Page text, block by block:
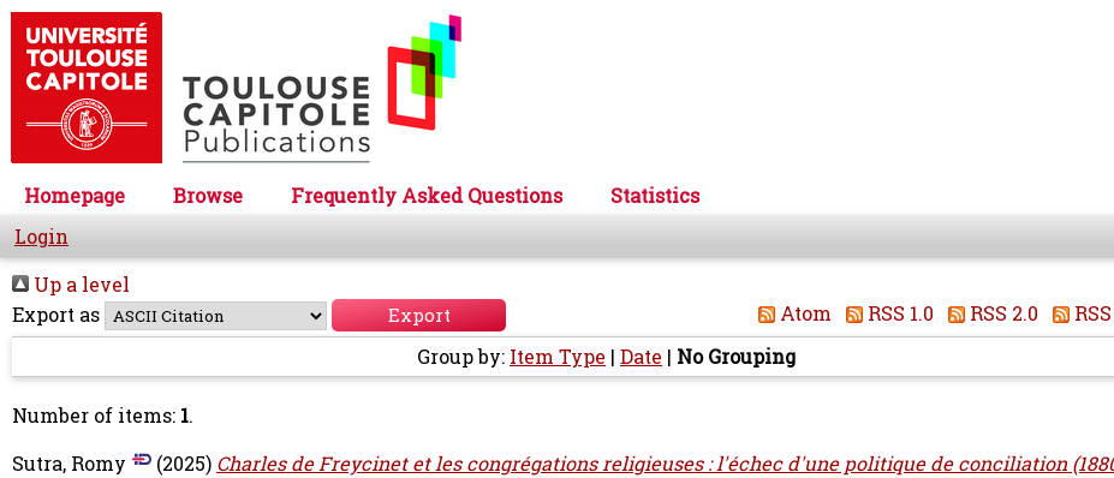
Homepage Browse Frequently Asked Questions
Statistics
Login
Up a level
Export as
Atom RSS 1.0 RSS 2.0
Group by: Item Type | Date | No Grouping
Number of items: 1.
Sutra, Romy
(2025) Charles de Freycinet et les congrégations religieuses : l'échec d'une politique de conciliation